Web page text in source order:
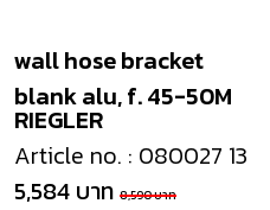
RIEGLER
wall hose bracket
blank alu, f. 45-50M
Article no. : 080027 13
5,584 บาท 8,590 บาท